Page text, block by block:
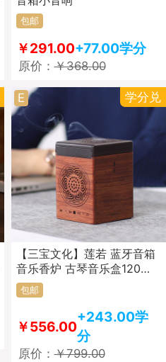
包邮
￥291.00+77.00学分
原价：￥368.00
E 学分兑
【三宝文化】莲若 蓝牙音箱
音乐香炉 古琴音乐盒120首
原创禅乐
包邮
￥556.00
+243.00学
分
原价：￥799.00